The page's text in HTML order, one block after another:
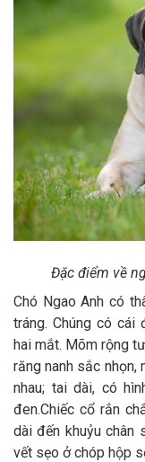
Đặc điểm về
Chó Ngao Anh có
tráng. Chúng có cái
hai mắt. Mõm rộng
răng nanh sắc nhọn,
nhau; tai dài, có
đen.Chiếc cổ rắn
dài đến khuỷu chân
vết sẹo ở chóp hộp